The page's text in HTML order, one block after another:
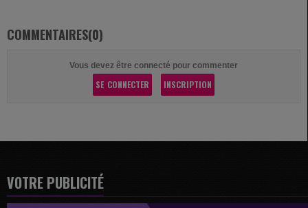
COMMENTAIRES(0)
Vous devez être connecté pour commenter
SE CONNECTER INSCRIPTION
VOTRE PUBLICITÉ